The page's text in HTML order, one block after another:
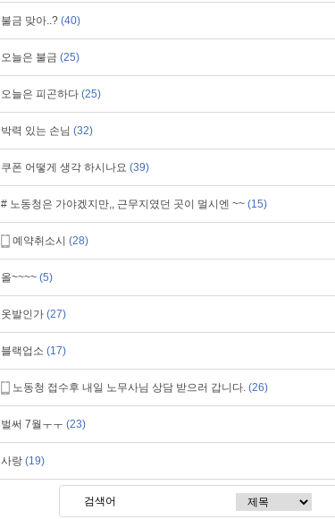
불금 맞아..? (40)
오늘은 불금 (25)
오늘은 피곤하다 (25)
박력 있는 손님 (32)
쿠폰 어떻게 생각 하시나요 (39)
# 노동청은 가야겠지만,, 근무지였던 곳이 멀시엔 ~~ (15)
예약취소시 (28)
올~~~~ (5)
옷발인가 (27)
블랙업소 (17)
노동청 접수후 내일 노무사님 상담 받으러 갑니다. (26)
벌써 7월ㅜㅜ (23)
사랑 (19)